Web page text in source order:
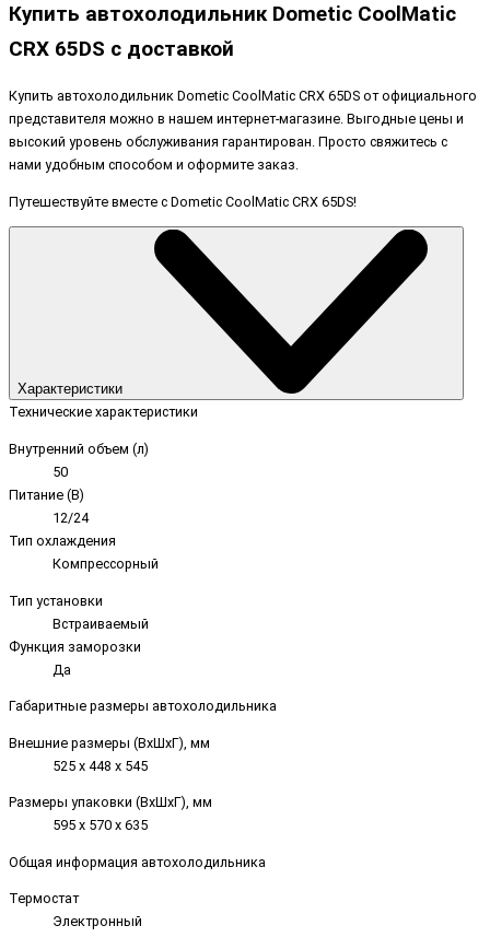
Купить автохолодильник Dometic CoolMatic
CRX 65DS с доставкой
Купить автохолодильник Dometic CoolMatic CRX 65DS от официального
представителя можно в нашем интернет-магазине. Выгодные цены и
высокий уровень обслуживания гарантирован. Просто свяжитесь с
нами удобным способом и оформите заказ.
Путешествуйте вместе с Dometic CoolMatic CRX 65DS!
Характеристики
Технические характеристики
Внутренний объем (л)
50
Питание (В)
12/24
Тип охлаждения
Компрессорный
Тип установки
Встраиваемый
Функция заморозки
Да
Габаритные размеры автохолодильника
Внешние размеры (ВxШxГ), мм
525 x 448 x 545
Размеры упаковки (ВxШxГ), мм
595 x 570 x 635
Общая информация автохолодильника
Термостат
Электронный